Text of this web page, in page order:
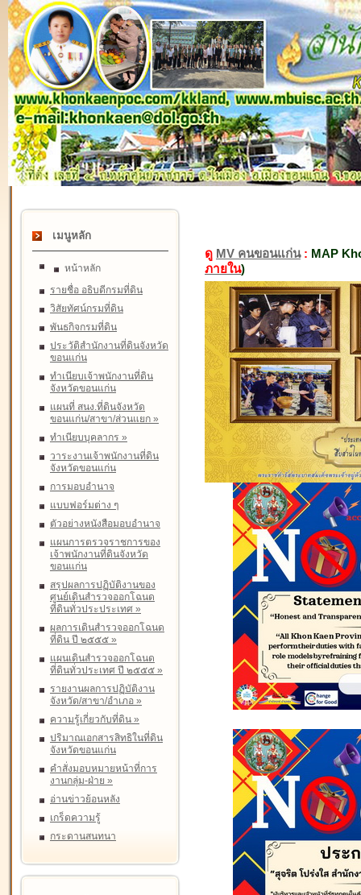
เมนูหลัก
หน้าหลัก
รายชื่อ อธิบดีกรมที่ดิน
วิสัยทัศน์กรมที่ดิน
พันธกิจกรมที่ดิน
ประวัติสำนักงานที่ดินจังหวัด
ขอนแก่น
ทำเนียบเจ้าพนักงานที่ดิน
จังหวัดขอนแก่น
แผนที่ สนง.ที่ดินจังหวัด
ขอนแก่น/สาขา/ส่วนแยก »
ทำเนียบบุคลากร »
วาระงานเจ้าพนักงานที่ดิน
จังหวัดขอนแก่น
การมอบอำนาจ
แบบฟอร์มต่าง ๆ
ตัวอย่างหนังสือมอบอำนาจ
แผนการตรวจราชการของ
เจ้าพนักงานที่ดินจังหวัด
ขอนแก่น
สรุปผลการปฏิบัติงานของ
ศูนย์เดินสำรวจออกโฉนด
ที่ดินทั่วประประเทศ »
ผลการเดินสำรวจออกโฉนด
ที่ดิน ปี ๒๕๕๕ »
แผนเดินสำรวจออกโฉนด
ที่ดินทั่วประเทศ ปี ๒๕๕๕ »
รายงานผลการปฏิบัติงาน
จังหวัด/สาขา/อำเภอ »
ความรู้เกี่ยวกับที่ดิน »
ปริมาณเอกสารสิทธิในที่ดิน
จังหวัดขอนแก่น
คำสั่งมอบหมายหน้าที่การ
งานกลุ่ม-ฝ่าย »
อ่านข่าวย้อนหลัง
เกร็ดความรู้
กระดานสนทนา
ดู MV คนขอนแก่น: MAP
ภายใน)